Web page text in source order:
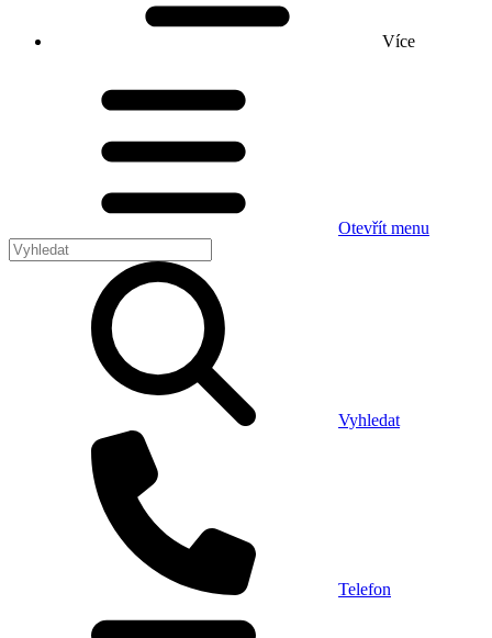
Více
Otevřít menu
Vyhledat
Telefon